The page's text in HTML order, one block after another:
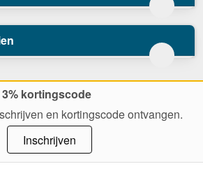
3% kortingscode
en kortingscode ontvangen.
Inschrijven